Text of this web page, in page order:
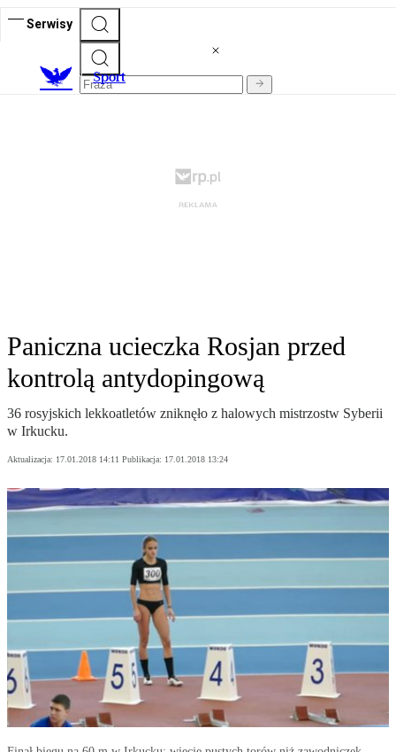
Serwisy
Sport
Paniczna ucieczka Rosjan przed
kontrolą antydopingową
36 rosyjskich lekkoatletów zniknęło z halowych mistrzostw Syberii
w Irkucku.
Aktualizacja: 17.01.2018 14:11 Publikacja: 17.01.2018 13:24